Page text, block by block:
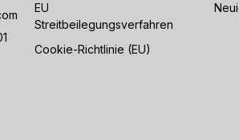
EU
Streitbeilegungsverfahren
Cookie-Richtlinie (EU)